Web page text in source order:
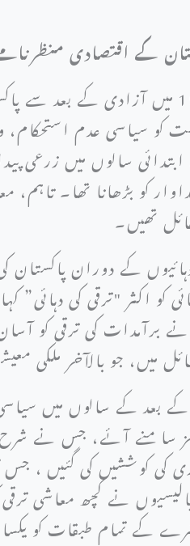
کے اقتصادی
1947 میں آزادی کے بعد
کو سیاسی عدم استحکام،
سالوں میں زرعی
کو بڑھانا تھا۔
تھیں۔
کو اکثر "ترقی کی
برآمدات کی ترقی کو
میں، جو بالآخر ملکی
بعد کے سالوں میں
کی کوششیں کی گئیں ، جس
نے کچھ معاشی
کے تمام طبقات کو